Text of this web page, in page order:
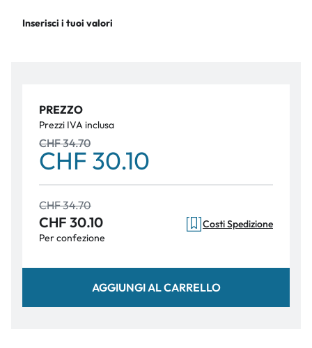
Inserisci i tuoi valori
PREZZO
Prezzi IVA inclusa
CHF 34.70
CHF 30.10
CHF 34.70
CHF 30.10
Per confezione
Costi Spedizione
AGGIUNGI AL CARRELLO